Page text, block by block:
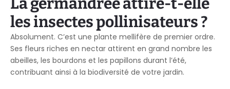
La germandrée attire-t-elle
les insectes pollinisateurs ?
Absolument. C’est une plante mellifère de premier ordre.
Ses fleurs riches en nectar attirent en grand nombre les
abeilles, les bourdons et les papillons durant l’été,
contribuant ainsi à la biodiversité de votre jardin.